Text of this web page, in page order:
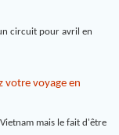
circuit pour avril en
votre voyage en
mais le fait d'être